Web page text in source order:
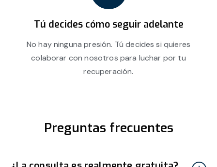
Tú decides cómo seguir adelante
No hay ninguna presión. Tú decides si quieres
colaborar con nosotros para luchar por tu
recuperación.
Preguntas frecuentes